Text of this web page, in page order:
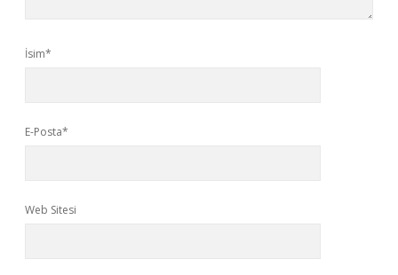
İsim*
E-Posta*
Web Sitesi